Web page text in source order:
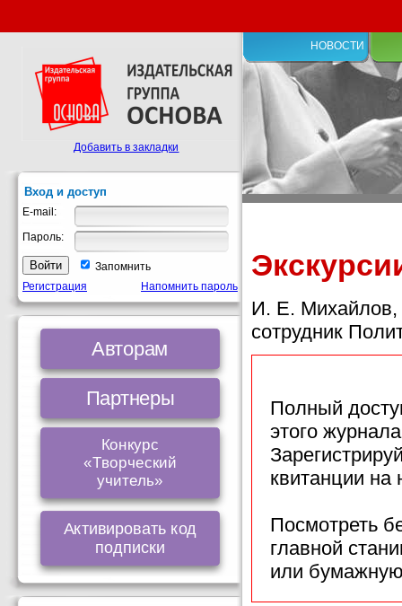
НОВОСТИ
И. Е. Михайлов,
сотрудник
Полный
этого
квитанции
Посмотреть
главной
или
Добавить в закладки
Вход и доступ
E-mail:
Пароль:
Запомнить
Регистрация
Напомнить пароль
Авторам
Партнеры
Конкурс
«Творческий
учитель»
Активировать код
подписки